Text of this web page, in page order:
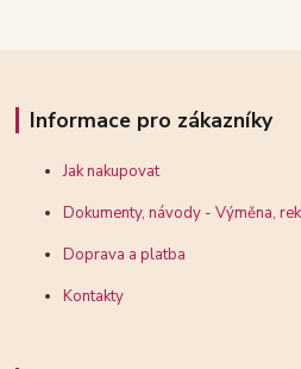
Informace pro zákazníky
Jak nakupovat
Dokumenty, návody - Výměna,
Doprava a platba
Kontakty